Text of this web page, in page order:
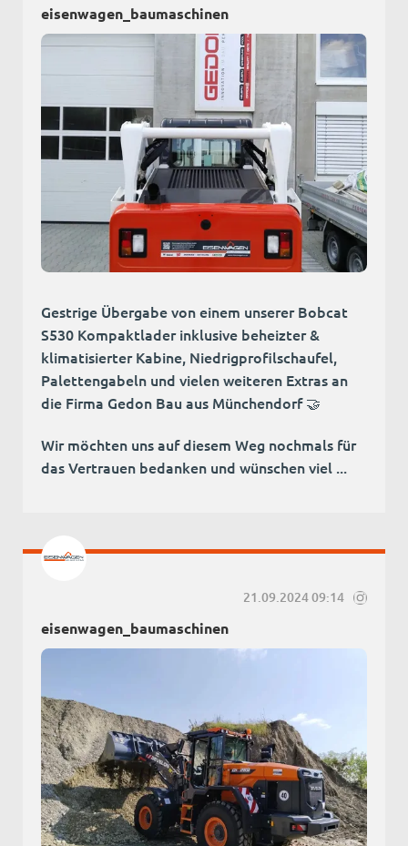
eisenwagen_baumaschinen
Gestrige Übergabe von einem unserer Bobcat
S530 Kompaktlader inklusive beheizter &
klimatisierter Kabine, Niedrigprofilschaufel,
Palettengabeln und vielen weiteren Extras an
die Firma Gedon Bau aus Münchendorf 🤝
Wir möchten uns auf diesem Weg nochmals für
das Vertrauen bedanken und wünschen viel ...
21.09.2024 09:14
eisenwagen_baumaschinen